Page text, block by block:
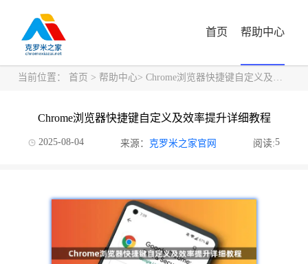
首页 帮助中心
当前位置： 首页 > 帮助中心> Chrome浏览器快捷键自定义及效率提升详细教程
Chrome浏览器快捷键自定义及效率提升详细教程
2025-08-04 来源： 克罗米之家官网 阅读:5